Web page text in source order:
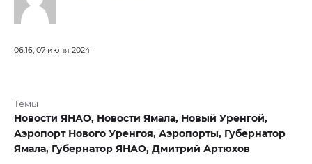
06:16, 07 июня 2024
Темы
Новости ЯНАО, Новости Ямала, Новый Уренгой,
Аэропорт Нового Уренгоя, Аэропорты, Губернатор
Ямала, Губернатор ЯНАО, Дмитрий Артюхов